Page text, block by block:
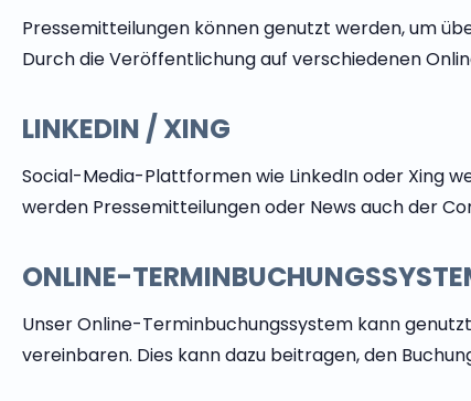
Pressemitteilungen können genutzt werden, um
Durch die Veröffentlichung auf verschiedenen
LINKEDIN / XING
Social-Media-Plattformen wie LinkedIn oder Xing
werden Pressemitteilungen oder News auch der
ONLINE-
Unser Online-Terminbuchungssystem kann
vereinbaren. Dies kann dazu beitragen, den